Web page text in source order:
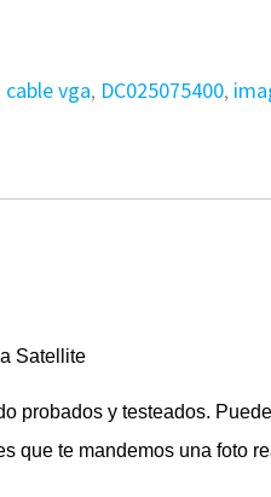
cable vga, DC025075400,
Satellite
probados y testeados.
que te mandemos una foto